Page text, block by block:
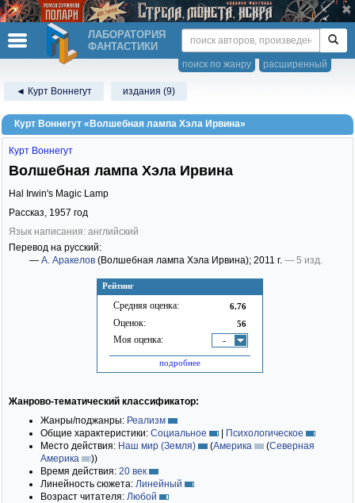
ЛАБОРАТОРИЯ
ФАНТАСТИКИ
расширенный
поиск по жанру
◄ Курт Воннегут издания (9)
Курт Воннегут «Волшебная лампа Хэла Ирвина»
Рейтинг
Средняя оценка: 6.76
Оценок: 56
Моя оценка: -
подробнее
Курт Воннегут
Волшебная лампа Хэла Ирвина
Hal Irwin's Magic Lamp
Рассказ, 1957 год
Язык написания: английский
Перевод на русский:
— А. Аракелов (Волшебная лампа Хэла Ирвина); 2011 г. — 5 изд.
Жанрово-тематический классификатор:
Жанры/поджанры: Реализм
Общие характеристики: Социальное | Психологическое
Место действия: Наш мир (Земля) (Америка (Северная
Америка
))
Время действия: 20 век
Линейность сюжета: Линейный
Возраст читателя: Любой